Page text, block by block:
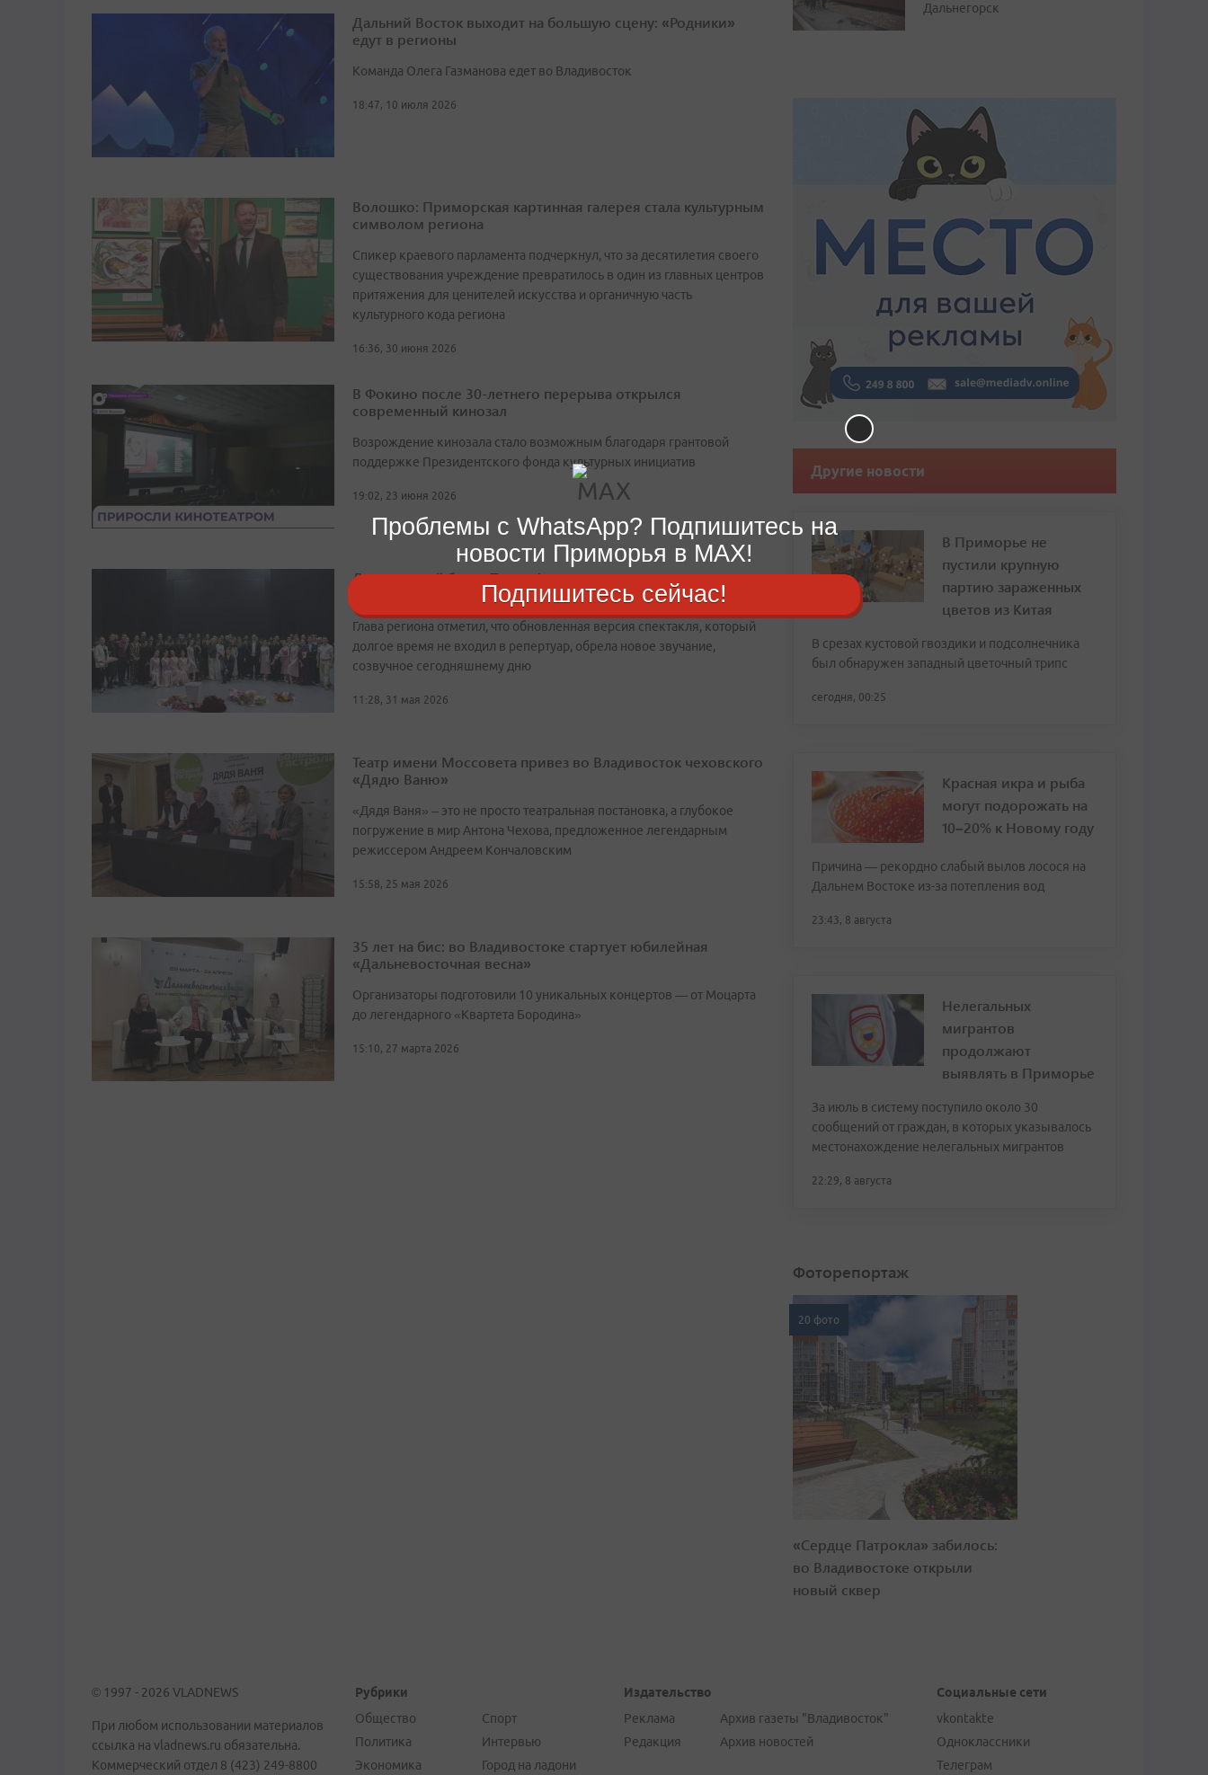
Дальний Восток выходит на большую сцену: «Родники»
едут в регионы
Команда Олега Газманова едет во Владивосток
18:47, 10 июля 2026
Волошко: Приморская картинная галерея стала культурным
символом региона
Спикер краевого парламента подчеркнул, что за десятилетия своего
существования учреждение превратилось в один из главных центров
притяжения для ценителей искусства и органичную часть
культурного кода региона
16:36, 30 июня 2026
В Фокино после 30-летнего перерыва открылся
современный кинозал
Возрождение кинозала стало возможным благодаря грантовой
поддержке Президентского фонда культурных инициатив
19:02, 23 июня 2026
Легендарный балет Прокофьева вернулся на приморскую
Глава региона отметил, что обновленная версия спектакля, который
долгое время не входил в репертуар, обрела новое звучание,
созвучное сегодняшнему дню
11:28, 31 мая 2026
Театр имени Моссовета привез во Владивосток чеховского
«Дядю Ваню»
«Дядя Ваня» – это не просто театральная постановка, а глубокое
погружение в мир Антона Чехова, предложенное легендарным
режиссером Андреем Кончаловским
15:58, 25 мая 2026
35 лет на бис: во Владивостоке стартует юбилейная
«Дальневосточная весна»
Организаторы подготовили 10 уникальных концертов — от Моцарта
до легендарного «Квартета Бородина»
15:10, 27 марта 2026
Дальнегорск
Другие новости
В Приморье не
пустили крупную
партию зараженных
цветов из Китая
В срезах кустовой гвоздики и подсолнечника
был обнаружен западный цветочный трипс
сегодня, 00:25
Красная икра и рыба
могут подорожать на
10–20% к Новому году
Причина — рекордно слабый вылов лосося на
Дальнем Востоке из-за потепления вод
23:43, 8 августа
Нелегальных
мигрантов
продолжают
выявлять в Приморье
За июль в систему поступило около 30
сообщений от граждан, в которых указывалось
местонахождение нелегальных мигрантов
22:29, 8 августа
Фоторепортаж
20 фото
«Сердце Патрокла» забилось:
во Владивостоке открыли
новый сквер
© 1997 - 2026 VLADNEWS
При любом использовании материалов
ссылка на vladnews.ru обязательна.
Коммерческий отдел 8 (423) 249-8800
Рубрики
Общество
Политика
Экономика
Спорт
Интервью
Город на ладони
Издательство
Реклама
Редакция
Архив газеты "Владивосток"
Архив новостей
Социальные сети
vkontakte
Одноклассники
Телеграм
Проблемы с WhatsApp? Подпишитесь на
новости Приморья в MAX!
Подпишитесь сейчас!